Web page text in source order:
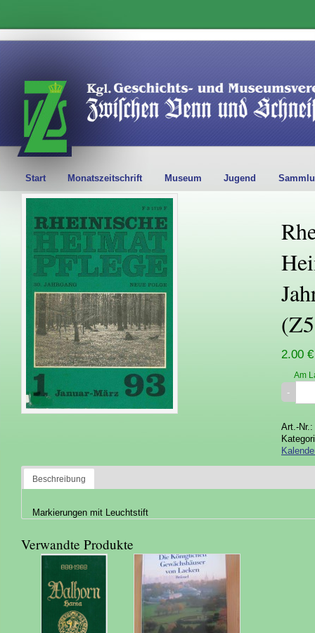
Start Monatszeitschrift Museum Jugend
2.00 €
Am
Art.-Nr.:
Beschreibung
Markierungen mit Leuchtstift
Verwandte Produkte